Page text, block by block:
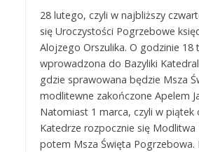
28 lutego, czyli w najbliższy
się Uroczystości Pogrzebowe
Alojzego Orszulika. O godzinie 18
wprowadzona do Bazyliki
gdzie sprawowana będzie Msza
modlitewne zakończone Apelem
Natomiast 1 marca, czyli w piątek
Katedrze rozpocznie się Modlitwa
potem Msza Święta Pogrzebowa.